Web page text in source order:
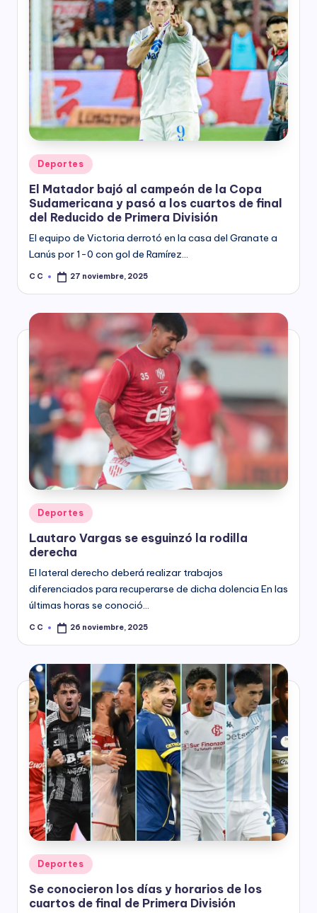
y
Posted
in
Deportes
El Matador bajó al campeón de la Copa
Sudamericana y pasó a los cuartos de final
del Reducido de Primera División
El equipo de Victoria derrotó en la casa del Granate a
Lanús por 1-0 con gol de Ramírez…
Posted
C C 27 noviembre, 2025
Posted
in
Deportes
Lautaro Vargas se esguinzó la rodilla
derecha
El lateral derecho deberá realizar trabajos
diferenciados para recuperarse de dicha dolencia En las
últimas horas se conoció…
Posted
C C 26 noviembre, 2025
Posted
in
Deportes
Se conocieron los días y horarios de los
cuartos de final de Primera División